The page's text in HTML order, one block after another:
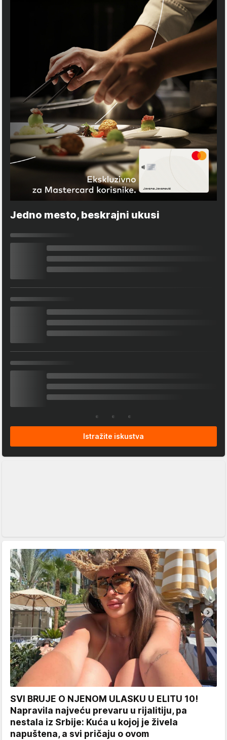
Jedno mesto, beskrajni ukusi
Istražite iskustva
SVI BRUJE O NJENOM ULASKU U ELITU 10!
Napravila najveću prevaru u rijalitiju, pa
nestala iz Srbije: Kuća u kojoj je živela
napuštena, a svi pričaju o ovom